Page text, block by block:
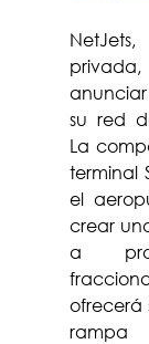
su red
La
terminal
el
crear
a
ofrecerá
rampa